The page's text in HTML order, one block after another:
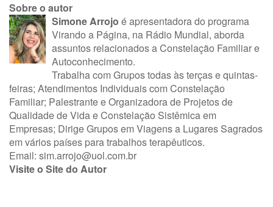
Sobre o autor
Simone Arrojo é apresentadora do programa
Virando a Página, na Rádio Mundial, aborda
assuntos relacionados a Constelação Familiar e
Autoconhecimento.
Trabalha com Grupos todas às terças e quintas-
feiras; Atendimentos Individuais com Constelação
Familiar; Palestrante e Organizadora de Projetos de
Qualidade de Vida e Constelação Sistêmica em
Empresas; Dirige Grupos em Viagens a Lugares Sagrados
em vários países para trabalhos terapêuticos.
Email: sim.arrojo@uol.com.br
Visite o Site do Autor